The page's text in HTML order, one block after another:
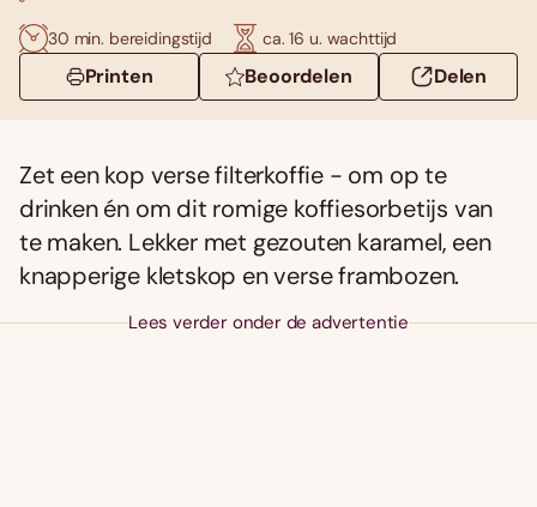
30 min. bereidingstijd ca. 16 u. wachttijd
Printen Beoordelen Delen
Zet een kop verse filterkoffie - om op te
drinken én om dit romige koffiesorbetijs van
te maken. Lekker met gezouten karamel, een
knapperige kletskop en verse frambozen.
Lees verder onder de advertentie